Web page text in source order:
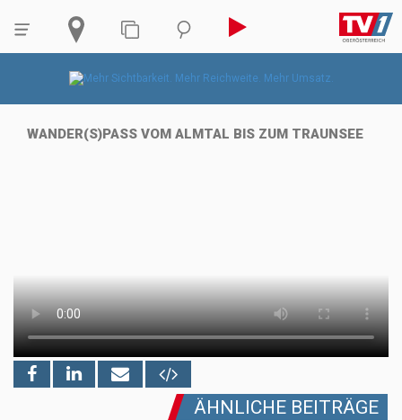
WANDER(S)PASS VOM ALMTAL BIS ZUM TRAUNSEE
ÄHNLICHE BEITRÄGE